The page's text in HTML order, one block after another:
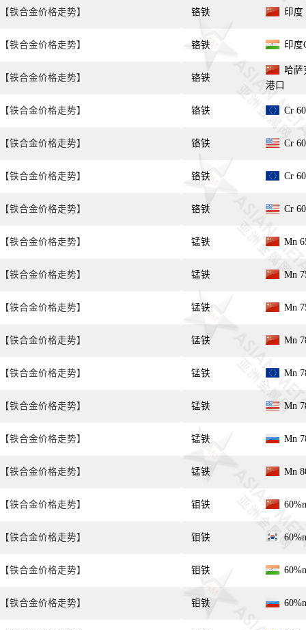
【铁合金价格走势】
【铁合金价格走势】
【铁合金价格走势】
【铁合金价格走势】
【铁合金价格走势】
【铁合金价格走势】
【铁合金价格走势】
【铁合金价格走势】
【铁合金价格走势】
【铁合金价格走势】
【铁合金价格走势】
【铁合金价格走势】
【铁合金价格走势】
【铁合金价格走势】
【铁合金价格走势】
【铁合金价格走势】
【铁合金价格走势】
【铁合金价格走势】
【铁合金价格走势】
铬铁 印度
铬铁 印度
铬铁
哈萨
港口
铬铁 Cr
铬铁 Cr
铬铁 Cr
铬铁 Cr
锰铁 Mn
锰铁 Mn
锰铁 Mn
锰铁 Mn
锰铁 Mn
锰铁 Mn
锰铁 Mn
锰铁 Mn
钼铁
钼铁
钼铁
钼铁